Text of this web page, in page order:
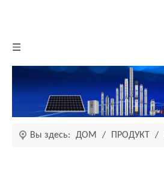
Вы здесь: ДОМ / ПРОДУКТ /